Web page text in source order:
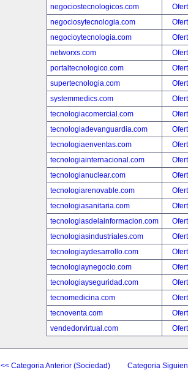
negociostecnologicos.com
negociosytecnologia.com
negocioytecnologia.com
networxs.com
portaltecnologico.com
supertecnologia.com
systemmedics.com
tecnologiacomercial.com
tecnologiadevanguardia.com
tecnologiaenventas.com
tecnologiainternacional.com
tecnologianuclear.com
tecnologiarenovable.com
tecnologiasanitaria.com
tecnologiasdelainformacion.com
tecnologiasindustriales.com
tecnologiaydesarrollo.com
tecnologiaynegocio.com
tecnologiayseguridad.com
tecnomedicina.com
tecnoventa.com
vendedorvirtual.com
<< Categoria Anterior (Sociedad) Categoria